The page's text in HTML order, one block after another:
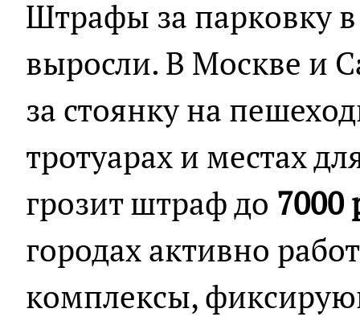
Штрафы за парковку
выросли. В Москве и
за стоянку на
тротуарах и местах
грозит штраф до 7000
городах активно
комплексы,